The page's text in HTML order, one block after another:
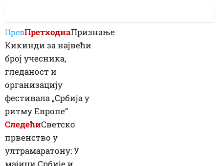
ПревПретходнаПризнање
Кикинди за највећи
број учесника,
гледаност и
организацију
фестивала „Србија у
ритму Европе“
СледећиСветско
првенство у
ултрамаратону: У
мајици Србије и